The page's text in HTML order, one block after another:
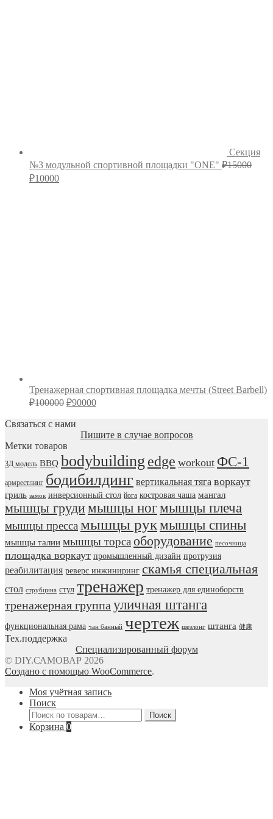
Секция
№3 модульной спортивной площадки "ONE" ₽15000
Первоначальная
₽10000Текущая
Тренажерная спортивная площадка мечты (Street Barbell)
₽100000 Первоначальная
составляла
₽100000.
₽90000Текущая
Связаться с нами
Пишите в случае вопросов
Метки товаров
3Д модель BBQ bodybuilding edge workout ФС-1
армрестлинг бодибилдинг вертикальная тяга воркаут
гриль замок инверсионный стол йога костровая чаша мангал
мышцы грудимышцы ногмышцы плеча
мышцы пресса мышцы рукмышцы спины
мышцы талии мышцы торса оборудование песочница
площадка воркаут промышленный дизайн протрузия
реабилитация реверс инжиниринг скамья специальная
стол струбцина стул тренажер тренажер для единоборств
тренажерная группа уличная штанга
функциональная рама чан банный чертеж шезлонг штанга 健康
Тех.поддержка
Специализированный форум
© DIY.САМОВАР 2026
Создано с помощью WooCommerce.
Моя учётная запись
Поиск
Искать:
Поиск
Корзина 0